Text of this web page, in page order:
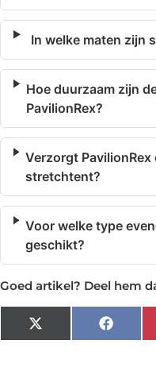
In welke maten zijn
Hoe duurzaam zijn
PavilionRex?
Verzorgt
stretchtent?
Voor welke type
geschikt?
Goed artikel? Deel hem
X
(Twitter)